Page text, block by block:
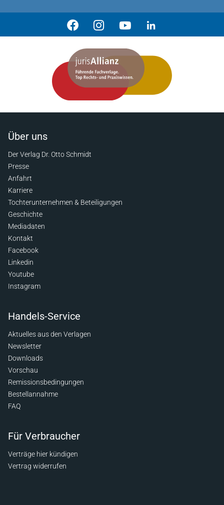
Über uns
Der Verlag Dr. Otto Schmidt
Presse
Anfahrt
Karriere
Tochterunternehmen & Beteiligungen
Geschichte
Mediadaten
Kontakt
Facebook
Linkedin
Youtube
Instagram
Handels-Service
Aktuelles aus den Verlagen
Newsletter
Downloads
Vorschau
Remissionsbedingungen
Bestellannahme
FAQ
Für Verbraucher
Verträge hier kündigen
Vertrag widerrufen